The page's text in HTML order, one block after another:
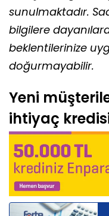
sunulmaktadır.
bilgilere
beklentilerinize
doğurmayabilir.
Yeni
ihtiyaç